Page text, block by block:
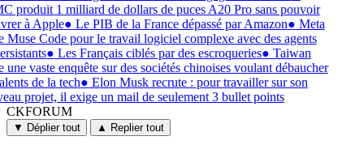
produit 1 milliard de dollars de puces A20 Pro sans pouvoir
à Apple●Le PIB de la France dépassé par Amazon●Meta
Muse Code pour le travail logiciel complexe avec des agents
●Les Français ciblés par des escroqueries●Taiwan
une vaste enquête sur des sociétés chinoises voulant débaucher
de la tech●Elon Musk recrute : pour travailler sur son
projet, il exige un mail de seulement 3 bullet points
CKFORUM
CKFORUM
Forums
▼ Déplier tout ▲ Replier tout